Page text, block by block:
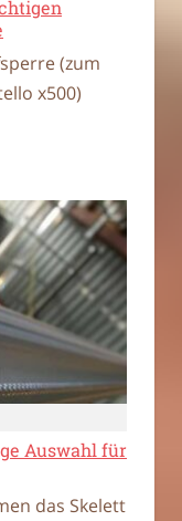
(zum
x500)
Auswahl für
das Skelett